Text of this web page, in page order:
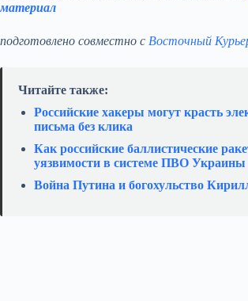
материал
подготовлено совместно с Восточный
Читайте также:
Российские хакеры могут красть
письма без клика
Как российские баллистические
уязвимости в системе ПВО Украины
Война Путина и богохульство